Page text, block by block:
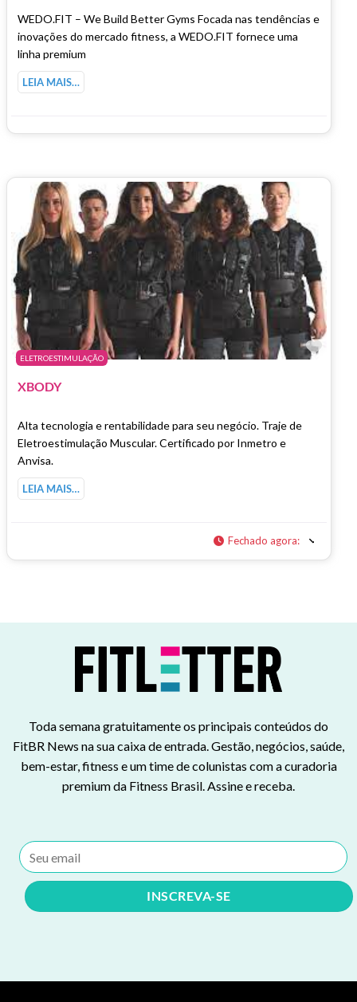
WEDO.FIT – We Build Better Gyms Focada nas tendências e
inovações do mercado fitness, a WEDO.FIT fornece uma
linha premium
LEIA MAIS…
ELETROESTIMULAÇÃO
XBODY
Alta tecnologia e rentabilidade para seu negócio. Traje de
Eletroestimulação Muscular. Certificado por Inmetro e
Anvisa.
LEIA MAIS…
Fechado agora:
Toda semana gratuitamente os principais conteúdos do
FitBR News na sua caixa de entrada. Gestão, negócios, saúde,
bem-estar, fitness e um time de colunistas com a curadoria
premium da Fitness Brasil. Assine e receba.